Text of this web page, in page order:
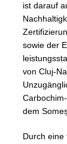
ist darauf
sowie der
von Cluj-
dem
Durch eine